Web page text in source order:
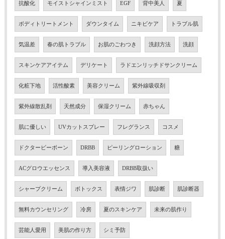
抗酸化 モイストシャインミスト EGF 背中美人 夏
ボディトリートメント ダウンタイム ニキビケア トラブル肌
気温差 春の肌トラブル お肌のごわつき 洗顔方法 洗顔
スキンケアアイテム デリケート ラドエンリッチドサンクリーム
化粧下地 活性酸素 美容クリーム 紫外線吸収剤
紫外線散乱剤 天然成分 保湿クリーム 赤ちゃん
肌に優しい UVカットスプレー フレグランス コスメ
ドクタービーボーン DRBB ピーリングローション 糖
ACグロウエッセンス 導入美容液 DRBB取扱い
シャープクリーム ボトックス 表情ジワ 肌診断 肌診断器
無料カウンセリング 冷房 夏のスキンケア 未来の肌作り
芸能人愛用 美肌の作り方 シミ予防